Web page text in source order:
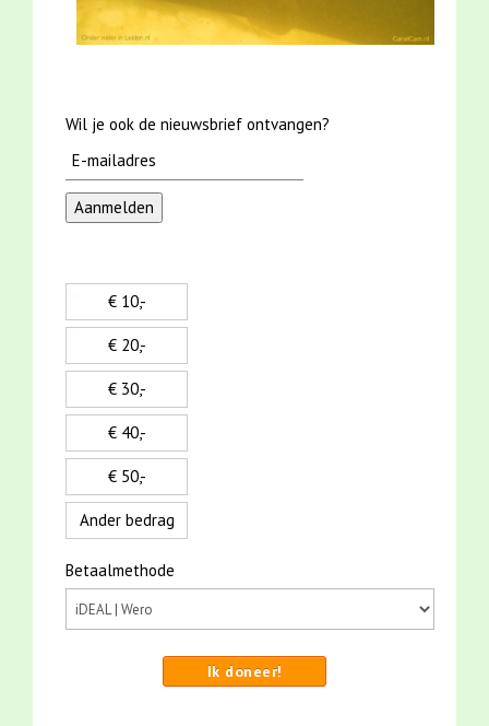
Wil je ook de nieuwsbrief ontvangen?
€ 10,-
€ 20,-
€ 30,-
€ 40,-
€ 50,-
Ander bedrag
Betaalmethode
Ik doneer!